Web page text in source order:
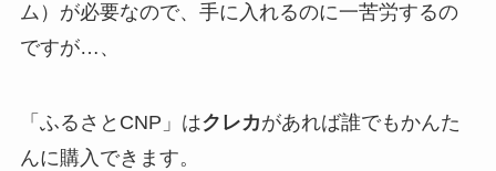
ム）が必要なので、手に入れるのに一苦労するの
ですが…、
「ふるさとCNP」はクレカがあれば誰でもかんた
んに購入できます。